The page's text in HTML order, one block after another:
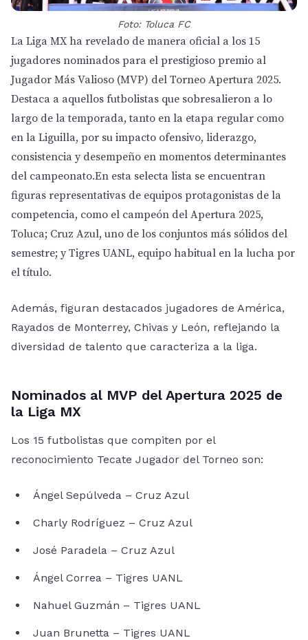
Foto: Toluca FC
La Liga MX ha revelado de manera oficial a los 15
jugadores nominados para el prestigioso premio al
Jugador Más Valioso (MVP) del Torneo Apertura 2025.
Destaca a aquellos futbolistas que sobresalieron a lo
largo de la temporada, tanto en la etapa regular como
en la Liguilla, por su impacto ofensivo, liderazgo,
consistencia y desempeño en momentos determinantes
del campeonato.En esta selecta lista se encuentran
figuras representativas de equipos protagonistas de la
competencia, como el campeón del Apertura 2025,
Toluca; Cruz Azul, uno de los conjuntos más sólidos del
semestre; y Tigres UANL, equipo habitual en la lucha por
el título.
Además, figuran destacados jugadores de América,
Rayados de Monterrey, Chivas y León, reflejando la
diversidad de talento que caracteriza a la liga.
Nominados al MVP del Apertura 2025 de
la Liga MX
Los 15 futbolistas que compiten por el
reconocimiento Tecate Jugador del Torneo son:
Ángel Sepúlveda – Cruz Azul
Charly Rodríguez – Cruz Azul
José Paradela – Cruz Azul
Ángel Correa – Tigres UANL
Nahuel Guzmán – Tigres UANL
Juan Brunetta – Tigres UANL